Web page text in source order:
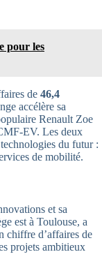
pour les
de 46,4
accélère sa
Renault Zoe
EV. Les deux
du futur :
de mobilité.
et sa
est à Toulouse, a
chiffre d’affaires de
projets ambitieux